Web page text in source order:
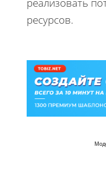
ресурсов.